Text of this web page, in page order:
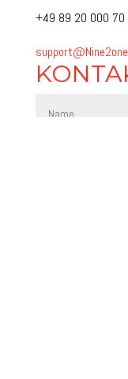
+49 89 20 000 70